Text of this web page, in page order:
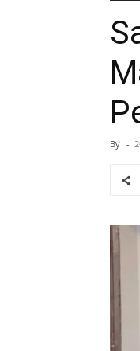
By -